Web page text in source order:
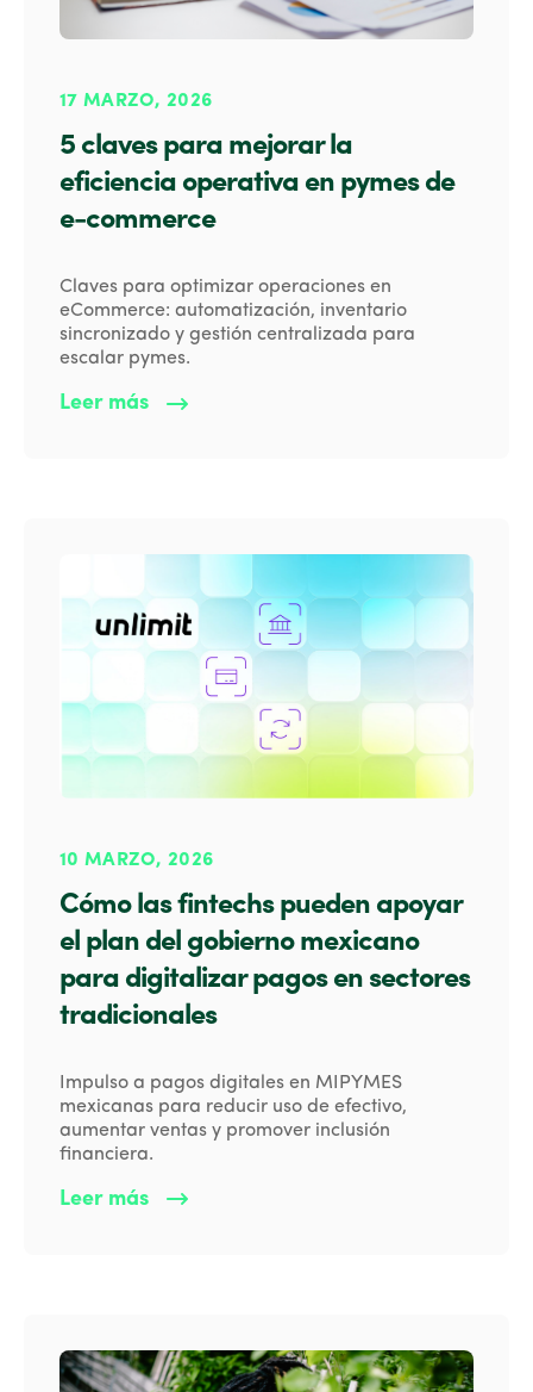
17 MARZO, 2026
5 claves para mejorar la
eficiencia operativa en pymes de
e-commerce
Claves para optimizar operaciones en
eCommerce: automatización, inventario
sincronizado y gestión centralizada para
escalar pymes.
Leer más
10 MARZO, 2026
Cómo las fintechs pueden apoyar
el plan del gobierno mexicano
para digitalizar pagos en sectores
tradicionales
Impulso a pagos digitales en MIPYMES
mexicanas para reducir uso de efectivo,
aumentar ventas y promover inclusión
financiera.
Leer más